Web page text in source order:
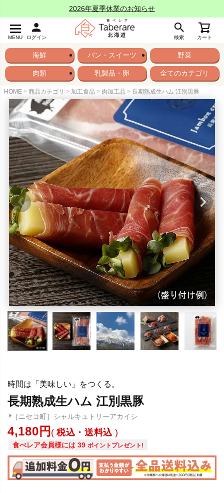
2026年夏季休業のお知らせ
MENU ログイン 検索 カート
海鮮 パン・スイーツ 野菜
肉類 乳製品・卵 全てのカテゴリ
HOME 商品カテゴリ 加工食品 肉加工品 長期熟成生ハム 江別黒豚
時間は「美味しい」をつくる。
長期熟成生ハム 江別黒豚
［ニセコ町］シャルキュトリーアカイシ
4,180 税込・送料込
食べレア会員様には 39 ポイントプレゼント!